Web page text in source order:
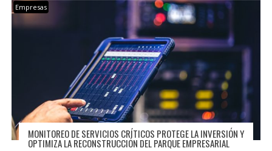
Empresas
MONITOREO DE SERVICIOS CRÍTICOS PROTEGE LA INVERSIÓN Y
OPTIMIZA LA RECONSTRUCCIÓN DEL PARQUE EMPRESARIAL